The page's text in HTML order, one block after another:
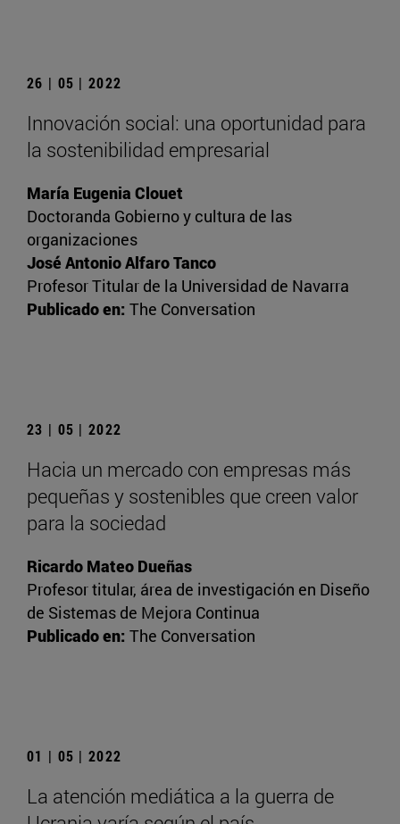
26 | 05 | 2022
Innovación social: una oportunidad para
la sostenibilidad empresarial
María Eugenia Clouet
Doctoranda Gobierno y cultura de las
organizaciones
José Antonio Alfaro Tanco
Profesor Titular de la Universidad de Navarra
Publicado en: The Conversation
23 | 05 | 2022
Hacia un mercado con empresas más
pequeñas y sostenibles que creen valor
para la sociedad
Ricardo Mateo Dueñas
Profesor titular, área de investigación en Diseño
de Sistemas de Mejora Continua
Publicado en: The Conversation
01 | 05 | 2022
La atención mediática a la guerra de